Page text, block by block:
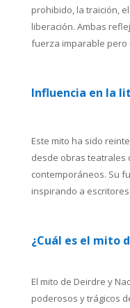
prohibido, la traición,
liberación. Ambas
fuerza imparable pero
Influencia en la
Este mito ha sido
desde obras teatrales
contemporáneos. Su
inspirando a
¿Cuál es el mito
El mito de Deirdre y
poderosos y trágicos